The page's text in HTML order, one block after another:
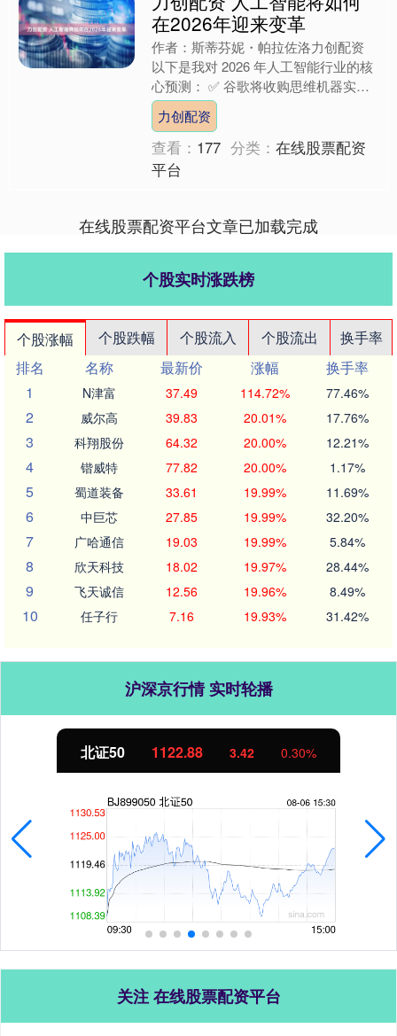
在2026年迎来变革
作者：斯蒂芬妮・帕拉佐洛力创配资
以下是我对 2026 年人工智能行业的核
心预测： ✅ 谷歌将收购思维机器实验
室 今年涌现出多家所谓的新生代人工
智能实验室—— ....
力创配资
查看： 177 分类：在线股票配资
平台
在线股票配资平台文章已加载完成
个股实时涨跌榜
个股涨幅 个股跌幅 个股流入 个股流出
换手率
排名
名称 最新价 涨幅
换手率
1
N津富 37.49 114.72% 77.46%
2 威尔高 39.83 20.01% 17.76%
3 科翔股份 64.32 20.00% 12.21%
4 锴威特 77.82 20.00% 1.17%
5 蜀道装备 33.61 19.99% 11.69%
6 中巨芯 27.85 19.99% 32.20%
7 广哈通信 19.03 19.99% 5.84%
8 欣天科技 18.02 19.97% 28.44%
9 飞天诚信 12.56 19.96% 8.49%
10 任子行 7.16 19.93% 31.42%
沪深京行情 实时轮播
北证50 1122.88 3.42 0.30%
关注 在线股票配资平台